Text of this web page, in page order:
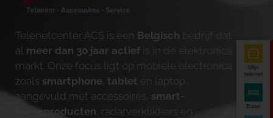
Telenetcenter ACS is een Belgisch bedrijf dat
al meer dan 30 jaar actief is in de elektronica
markt. Onze focus ligt op mobiele electronica
zoals smartphone tablet en laptop,
aangevuld met accessoires, smart-
homeproducten , radarverklikkers en
Mijn
telenet
Base